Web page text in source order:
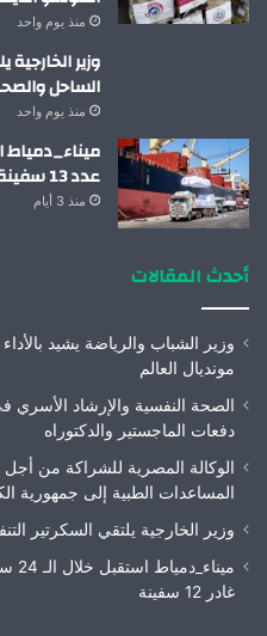
منذ يوم واحد
وزير
الساحل
منذ يوم واحد
عدد 13 سفينة .. بينما غادر 12 سفينة
منذ 3 أيام
أحدث المقالات
وزير الشباب والرياضة يشيد
مونديال العالم
الصحة النفسية والإرشاد الأسري
دفعات الماجستير والدكتوراه
الوكالة المصرية للشراكة من
المساعدات الطبية إلى جمهورية
وزير الخارجية يلتقي السكرتير
غادر 12 سفينة